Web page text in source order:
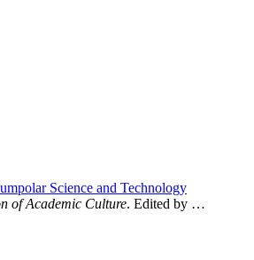
Science and Technology
of Academic Culture. Edited by …